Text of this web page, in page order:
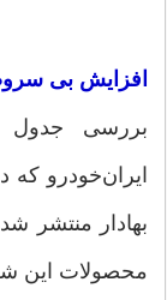
افزایش بی
بررسی جدول
ایران‌خودرو که
بهادار منتشر
محصولات این